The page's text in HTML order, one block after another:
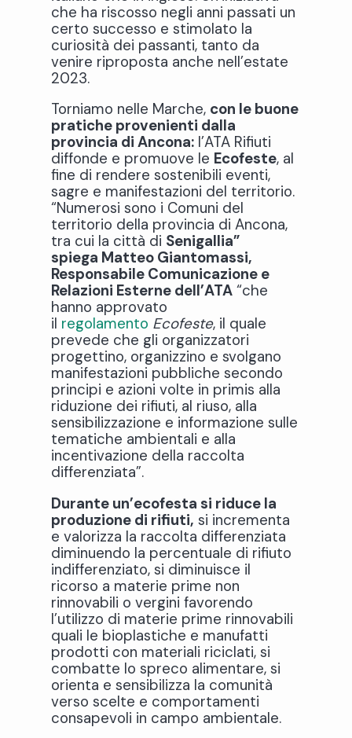
che ha riscosso negli anni passati un
certo successo e stimolato la
curiosità dei passanti, tanto da
venire riproposta anche nell’estate
2023.
Torniamo nelle Marche, con le buone
pratiche provenienti dalla
provincia di Ancona: l’ATA Rifiuti
diffonde e promuove le Ecofeste, al
fine di rendere sostenibili eventi,
sagre e manifestazioni del territorio.
“Numerosi sono i Comuni del
territorio della provincia di Ancona,
tra cui la città di Senigallia”
spiega Matteo Giantomassi,
Responsabile Comunicazione e
Relazioni Esterne dell’ATA “che
hanno approvato
il regolamento Ecofeste, il quale
prevede che gli organizzatori
progettino, organizzino e svolgano
manifestazioni pubbliche secondo
principi e azioni volte in primis alla
riduzione dei rifiuti, al riuso, alla
sensibilizzazione e informazione sulle
tematiche ambientali e alla
incentivazione della raccolta
differenziata”.
Durante un’ecofesta si riduce la
produzione di rifiuti, si incrementa
e valorizza la raccolta differenziata
diminuendo la percentuale di rifiuto
indifferenziato, si diminuisce il
ricorso a materie prime non
rinnovabili o vergini favorendo
l’utilizzo di materie prime rinnovabili
quali le bioplastiche e manufatti
prodotti con materiali riciclati, si
combatte lo spreco alimentare, si
orienta e sensibilizza la comunità
verso scelte e comportamenti
consapevoli in campo ambientale.